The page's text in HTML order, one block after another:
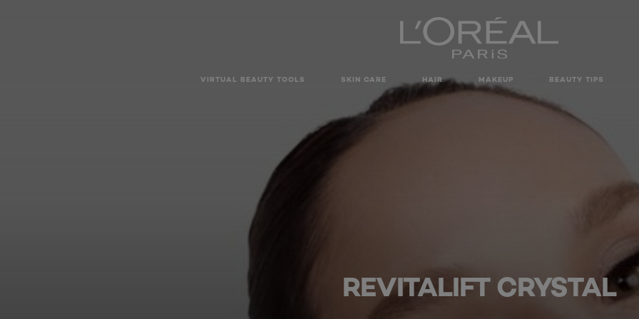
VIRTUAL BEAUTY TOOLS SKIN CARE HAIR MAKEUP BEAUTY TIPS
REVITALIFT CRYSTAL